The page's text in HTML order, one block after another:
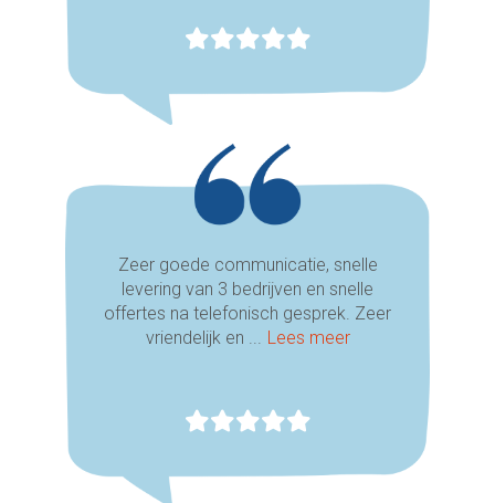
Zeer goede communicatie, snelle
levering van 3 bedrijven en snelle
offertes na telefonisch gesprek. Zeer
vriendelijk en ... Lees meer